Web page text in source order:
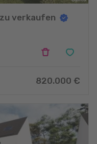
verkaufen
820.000 €